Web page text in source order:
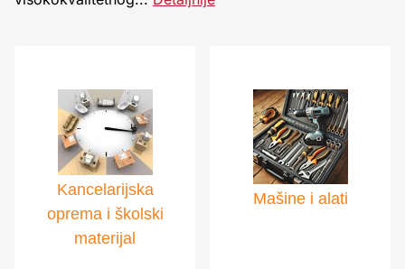
Kancelarijska
oprema i školski
materijal
Mašine i alati